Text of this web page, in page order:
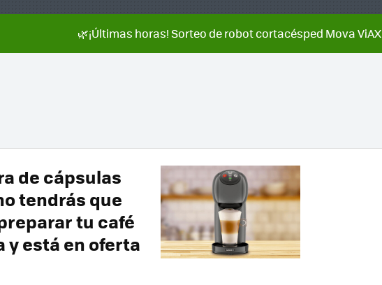
🌿¡Últimas horas! Sorteo de robot cortacésped Mova ViAX
de cápsulas
tendrás que
tu café
y está en oferta